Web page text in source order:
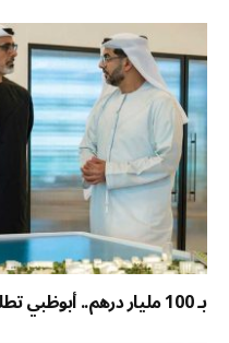
بـ 100 مليار درهم.. أبوظبي تطلق مشروع “مرسى السعديات”